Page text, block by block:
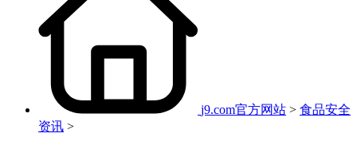
j9.com官方网站 > 食品安全
资讯 >